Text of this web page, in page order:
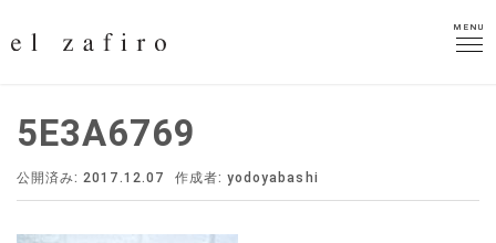
MENU
MENU
5E3A6769
公開済み: 2017.12.07 作成者:yodoyabashi